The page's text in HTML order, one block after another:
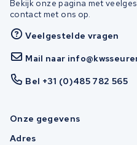
Bekijk onze pagina met
contact met ons op.
Veelgestelde vragen
Mail naar
Bel +31 (0)485 782 565
Onze gegevens
Adres